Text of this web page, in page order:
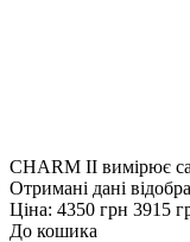
CHARM II вимірює
Отримані дані
Ціна: 4350 грн 3915
До кошика